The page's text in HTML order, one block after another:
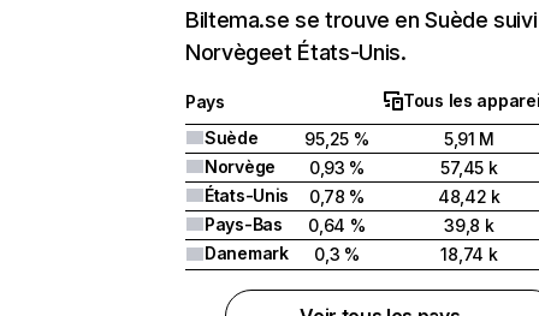
Biltema.se se trouve en Suède
Norvègeet États-Unis.
Pays
Tous les
Suède
95,25 %
5,91 M
Norvège
0,93 %
57,45 k
États-Unis
0,78 %
48,42 k
Pays-Bas
0,64 %
39,8 k
Danemark
0,3 % 18,74 k